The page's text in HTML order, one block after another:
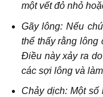
một vết đỏ nhỏ
Gãy lông: Nếu
thể thấy rằng lông
Điều này xảy ra
các sợi lông và
Chảy dịch: Một